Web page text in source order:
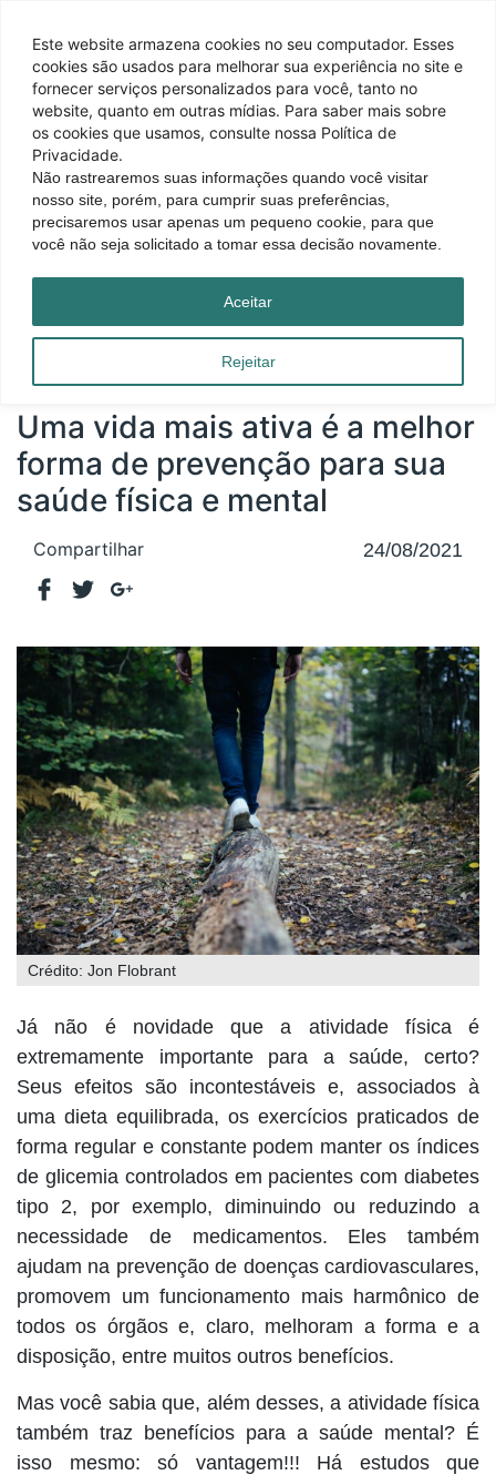
Este website armazena cookies no seu computador. Esses
cookies são usados ​​para melhorar sua experiência no site e
fornecer serviços personalizados para você, tanto no
website, quanto em outras mídias. Para saber mais sobre
os cookies que usamos, consulte nossa Política de
Privacidade.
Não rastrearemos suas informações quando você visitar
nosso site, porém, para cumprir suas preferências,
precisaremos usar apenas um pequeno cookie, para que
você não seja solicitado a tomar essa decisão novamente.
Rejeitar
Aceitar
Página inicial|Blog|Uma vida mais ativa é a melhor forma de prevenção para
Uma vida mais ativa é a melhor
forma de prevenção para sua
saúde física e mental
Compartilhar 24/08/2021
Crédito: Jon Flobrant
Já não é novidade que a atividade física é
extremamente importante para a saúde, certo?
Seus efeitos são incontestáveis e, associados à
uma dieta equilibrada, os exercícios praticados de
forma regular e constante podem manter os índices
de glicemia controlados em pacientes com diabetes
tipo 2, por exemplo, diminuindo ou reduzindo a
necessidade de medicamentos. Eles também
ajudam na prevenção de doenças cardiovasculares,
promovem um funcionamento mais harmônico de
todos os órgãos e, claro, melhoram a forma e a
disposição, entre muitos outros benefícios.
Mas você sabia que, além desses, a atividade física
também traz benefícios para a saúde mental? É
isso mesmo: só vantagem!!! Há estudos que